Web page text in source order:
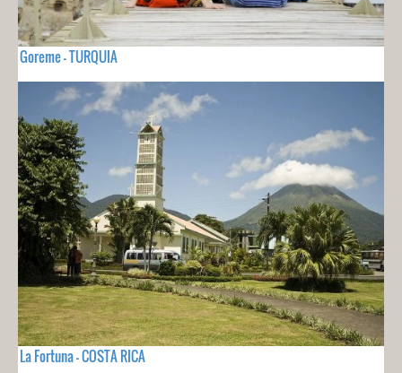
Goreme - TURQUIA
La Fortuna - COSTA RICA